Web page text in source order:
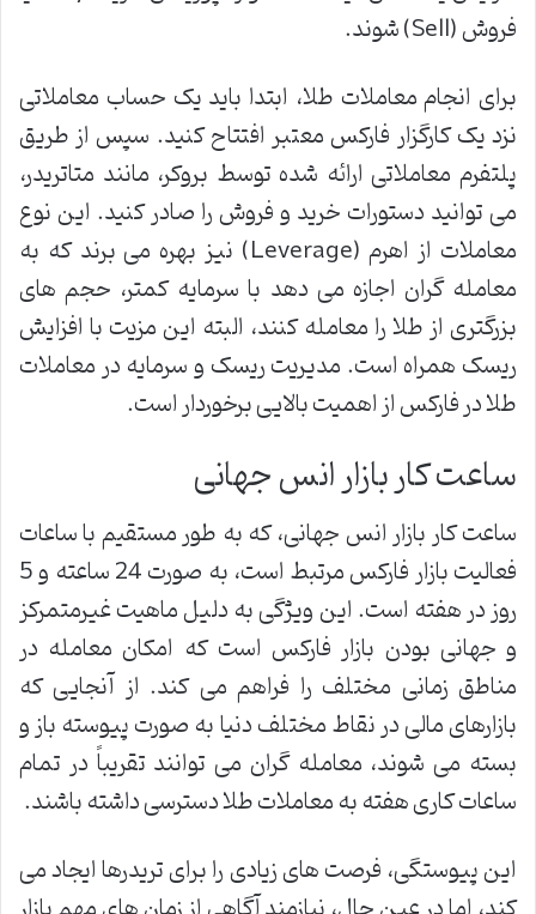
فروش (Sell) شوند.
برای انجام معاملات طلا، ابتدا باید یک حساب معاملاتی
نزد یک کارگزار فارکس معتبر افتتاح کنید. سپس از طریق
پلتفرم معاملاتی ارائه شده توسط بروکر، مانند متاتریدر،
می توانید دستورات خرید و فروش را صادر کنید. این نوع
معاملات از اهرم (Leverage) نیز بهره می برند که به
معامله گران اجازه می دهد با سرمایه کمتر، حجم های
بزرگتری از طلا را معامله کنند، البته این مزیت با افزایش
ریسک همراه است. مدیریت ریسک و سرمایه در معاملات
طلا در فارکس از اهمیت بالایی برخوردار است.
ساعت کار بازار انس جهانی
ساعت کار بازار انس جهانی، که به طور مستقیم با ساعات
فعالیت بازار فارکس مرتبط است، به صورت 24 ساعته و 5
روز در هفته است. این ویژگی به دلیل ماهیت غیرمتمرکز
و جهانی بودن بازار فارکس است که امکان معامله در
مناطق زمانی مختلف را فراهم می کند. از آنجایی که
بازارهای مالی در نقاط مختلف دنیا به صورت پیوسته باز و
بسته می شوند، معامله گران می توانند تقریباً در تمام
ساعات کاری هفته به معاملات طلا دسترسی داشته باشند.
این پیوستگی، فرصت های زیادی را برای تریدرها ایجاد می